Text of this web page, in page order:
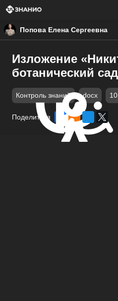
Попова Елена Сергеевна
Изложение
ботанический
Контроль знаний docx
Поделиться